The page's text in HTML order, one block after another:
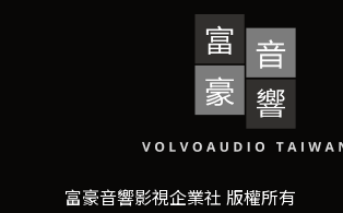
富豪音響影視企業社 版權所有